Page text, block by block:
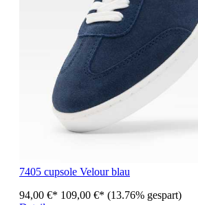
7405 cupsole Velour blau
94,00 €* 109,00 €* (13.76% gespart)